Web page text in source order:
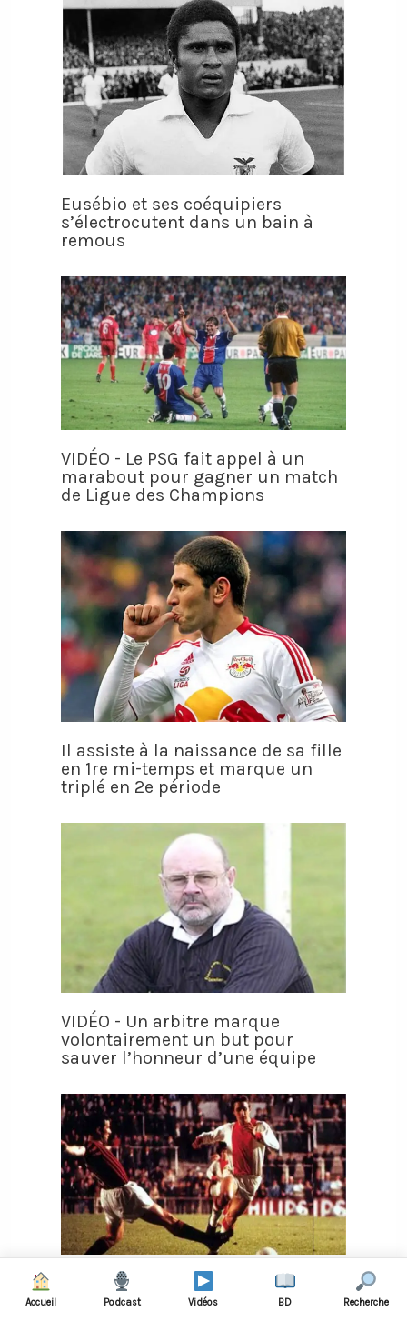
Eusébio et ses coéquipiers
s’électrocutent dans un bain à
remous
VIDÉO - Le PSG fait appel à un
marabout pour gagner un match
de Ligue des Champions
Il assiste à la naissance de sa fille
en 1re mi-temps et marque un
triplé en 2e période
VIDÉO - Un arbitre marque
volontairement un but pour
sauver l’honneur d’une équipe
VIDÉO - Johan Cruyff oublie de
faire son rituel et perd la finale de
Accueil Podcast Vidéos BD Recherche